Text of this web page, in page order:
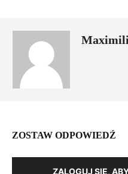
ZOSTAW ODPOWIEDŹ
ZALOGUJ SIĘ,